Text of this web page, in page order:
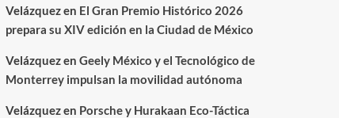
Velázquezen El Gran Premio Histórico 2026
prepara su XIV edición en la Ciudad de México
Velázquezen Geely México y el Tecnológico de
Monterrey impulsan la movilidad autónoma
Velázquezen Porsche y Hurakaan Eco-Táctica